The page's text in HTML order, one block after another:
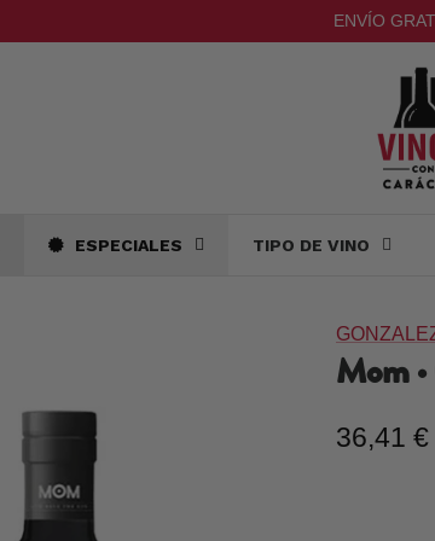
ENVÍO
ESPECIALES TIPO DE VINO
Mom
36,41 €